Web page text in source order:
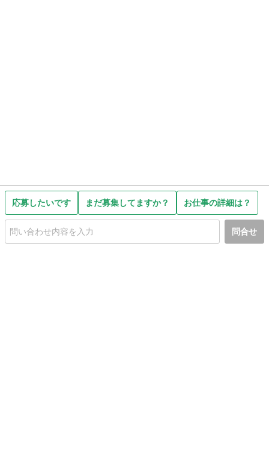
応募したいです まだ募集してますか？ お仕事の詳細は？
問合せ